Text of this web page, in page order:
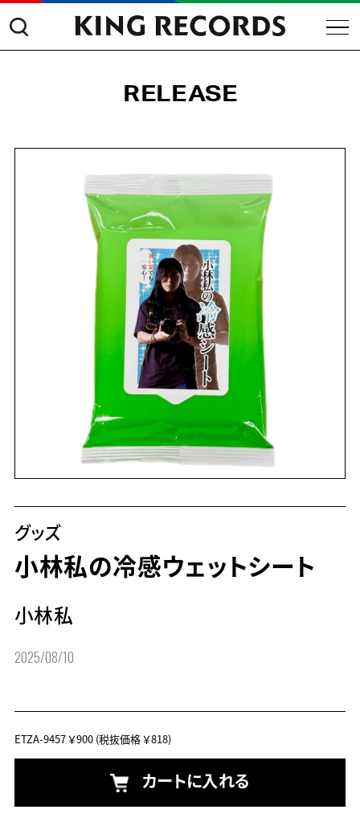
RELEASE
グッズ
小林私の冷感ウェットシート
小林私
2025/08/10
ETZA-9457￥900(税抜価格 ￥818)
カートに入れる